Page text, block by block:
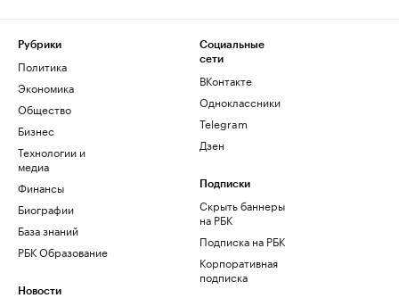
Рубрики
Политика
Экономика
Общество
Бизнес
Технологии и
медиа
Финансы
Биографии
База знаний
РБК Образование
Новости
Социальные
сети
ВКонтакте
Одноклассники
Telegram
Дзен
Подписки
Скрыть баннеры
на РБК
Подписка на РБК
Корпоративная
подписка